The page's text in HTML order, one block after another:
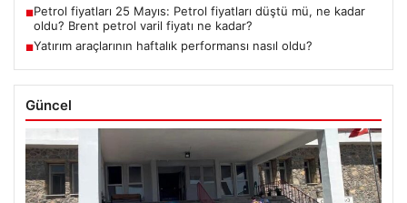
■Petrol fiyatları 25 Mayıs: Petrol fiyatları düştü mü, ne kadar
oldu? Brent petrol varil fiyatı ne kadar?
■Yatırım araçlarının haftalık performansı nasıl oldu?
Güncel